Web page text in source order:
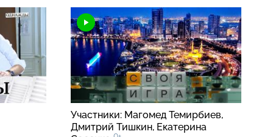
Участники: Магомед Темирбиев,
Дмитрий Тишкин, Екатерина